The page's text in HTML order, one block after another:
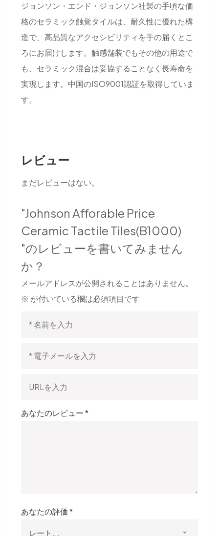
ジョンソン・エンド・ジョンソン社製の手頃な価
格のセラミック触覚タイルは、耐久性に優れた構
造で、高品質なアクセシビリティを手の届くとこ
ろにお届けします。触感舗装でもその他の用途で
も、セラミック混合は妥協することなく長寿命を
実現します。中国のISO9001認証を取得していま
す。
レビュー
まだレビューはない。
"Johnson Afforable Price
Ceramic Tactile Tiles(B1000)
"のレビューを書いてみません
か？
メールアドレスが公開されることはありません。
※ が付いている欄は必須項目です
あなたのレビュー*
あなたの評価*